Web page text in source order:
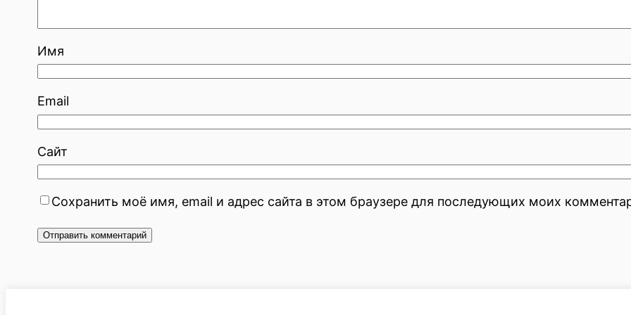
Имя
Email
Сайт
Сохранить моё имя, email и адрес сайта в этом браузере для последующих моих